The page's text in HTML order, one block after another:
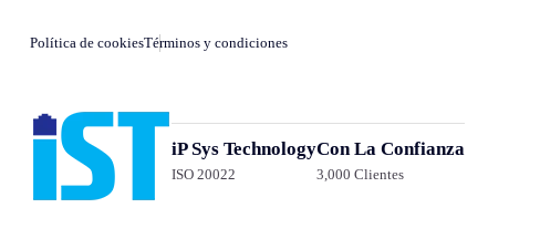
Política de cookiesTérminos y condiciones
iP Sys Technology
ISO 20022
Con La Confianza
3,000 Clientes